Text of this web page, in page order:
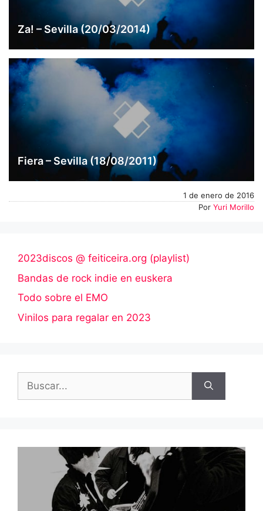
Za! – Sevilla (20/03/2014)
Fiera – Sevilla (18/08/2011)
1 de enero de 2016
Por Yuri Morillo
2023discos @ feiticeira.org (playlist)
Bandas de rock indie en euskera
Todo sobre el EMO
Vinilos para regalar en 2023